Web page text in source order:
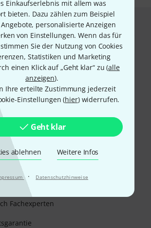
Einkaufserlebnis mit allem was
bieten. Dazu zählen zum Beispiel
personalisierte Anzeigen
von Einstellungen. Wenn das für
Sie der Nutzung von Cookies
Statistiken und Marketing
einen Klick auf „Geht klar“ zu (alle
anzeigen).
Ihre erteilte Zustimmung jederzeit
Einstellungen (hier) widerrufen.
Geht klar
ablehnen Weitere Infos
· Datenschutzhinweise
& bezahlen
und sicher per Nachnahme,
Amazon Pay,Klarna Sofort bezahlen
Garantie
Back-Garantie
Fachexperten